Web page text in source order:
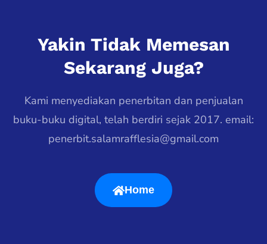
Yakin Tidak Memesan
Sekarang Juga?
Kami menyediakan penerbitan dan penjualan
buku-buku digital, telah berdiri sejak 2017. email:
penerbit.salamrafflesia@gmail.com
Home